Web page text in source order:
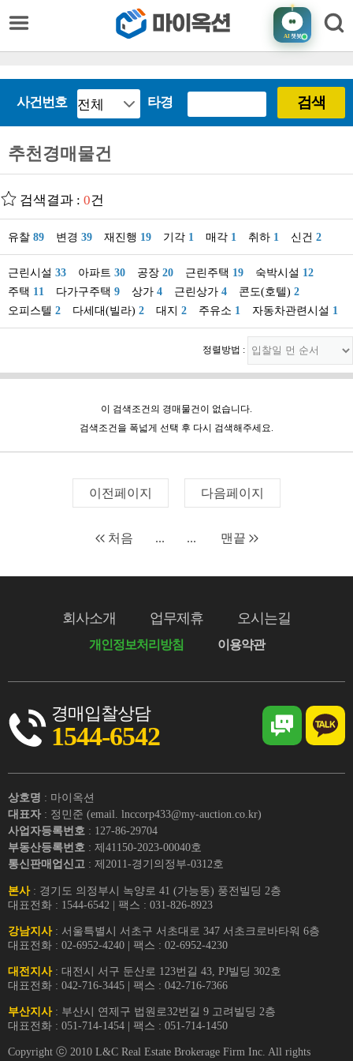
AI챗봇
사건번호 타경 검색
추천경매물건
검색결과 : 0건
유찰 89 변경 39 재진행 19 기각 1 매각 1 취하 1 신건 2
근린시설 33 아파트 30 공장 20 근린주택 19 숙박시설 12
주택 11 다가구주택 9 상가 4 근린상가 4 콘도(호텔) 2
오피스텔 2 다세대(빌라) 2 대지 2 주유소 1 자동차관련시설 1
정렬방법 :
이 검색조건의 경매물건이 없습니다.
검색조건을 폭넓게 선택 후 다시 검색해주세요.
이전페이지 다음페이지
처음 ... ... 맨끝
회사소개 업무제휴 오시는길
개인정보처리방침 이용약관
경매입찰상담
1544-6542
상호명 : 마이옥션
대표자 : 정민준 (email. lnccorp433@my-auction.co.kr)
사업자등록번호 : 127-86-29704
부동산등록번호 : 제41150-2023-00040호
통신판매업신고 : 제2011-경기의정부-0312호
본사: 경기도 의정부시 녹양로 41 (가능동) 풍전빌딩 2층
대표전화 : 1544-6542 | 팩스 : 031-826-8923
강남지사: 서울특별시 서초구 서초대로 347 서초크로바타워 6층
대표전화 : 02-6952-4240 | 팩스 : 02-6952-4230
대전지사: 대전시 서구 둔산로 123번길 43, PJ빌딩 302호
대표전화 : 042-716-3445 | 팩스 : 042-716-7366
부산지사: 부산시 연제구 법원로32번길 9 고려빌딩 2층
대표전화 : 051-714-1454 | 팩스 : 051-714-1450
Copyright ⓒ 2010 L&C Real Estate Brokerage Firm Inc. All rights